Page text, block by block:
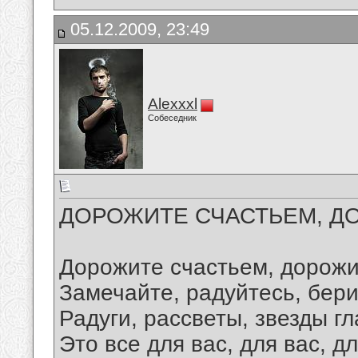
05.12.2009, 23:49
Alexxxl
Собеседник
ДОРОЖИТЕ СЧАСТЬЕМ,
Дорожите счастьем,
Замечайте, радуйтесь,
Радуги, рассветы, звезды
Это все для вас, для вас,